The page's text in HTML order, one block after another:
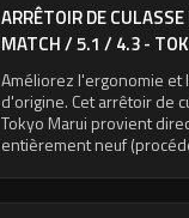
ARRÊTOIR DE
MATCH / 5.1 / 4.3 -
Améliorez l'ergonomie et
d'origine. Cet arrêtoir de
Tokyo Marui provient
entièrement neuf